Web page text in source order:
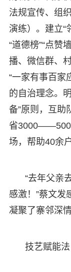
法规宣传、组
演练）。建立“
“道德榜”“点赞
播、微信群、
“一家有事百家
的自治理念。
备”原则，互助
省
场，帮助40余
“去年父亲
感激！”蔡文发
凝聚了寨邻深情
技艺赋能法